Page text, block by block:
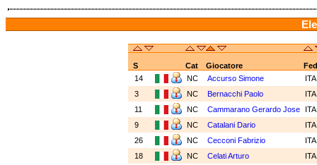
S Cat Giocatore
Fed
14
NC Accurso Simone
3
NC Bernacchi Paolo
11
NC Cammarano Gerardo Jose
9
NC Catalani Dario
26
NC Cecconi Fabrizio
18
NC Celati Arturo